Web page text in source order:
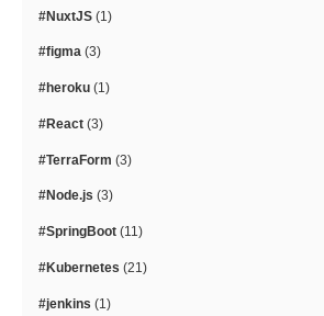
#NuxtJS (1)
#figma (3)
#heroku (1)
#React (3)
#TerraForm (3)
#Node.js (3)
#SpringBoot (11)
#Kubernetes (21)
#jenkins (1)